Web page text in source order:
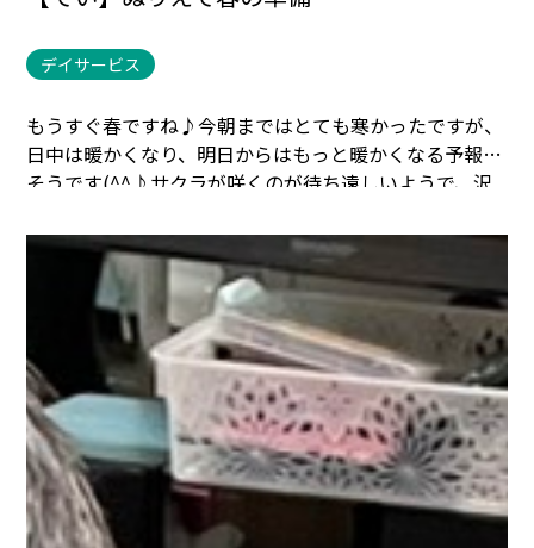
デイサービス
もうすぐ春ですね♪今朝まではとても寒かったですが、
日中は暖かくなり、明日からはもっと暖かくなる予報だ
そうです(^^♪ サクラが咲くのが待ち遠しいようで、沢
メイヨシノでしょうか？送迎時には濃いピンクの河津桜
が咲いていました(´ω｀)これからは送迎時の景色も楽し
みの一つになりそうです☆